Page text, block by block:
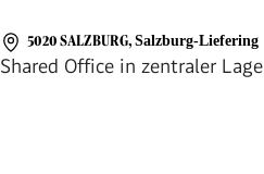
5020 SALZBURG, Salzburg-Liefering
Shared Office in zentraler Lage